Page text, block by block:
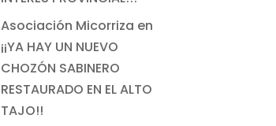
Asociación Micorriza en
¡¡YA HAY UN NUEVO
CHOZÓN SABINERO
RESTAURADO EN EL ALTO
TAJO!!